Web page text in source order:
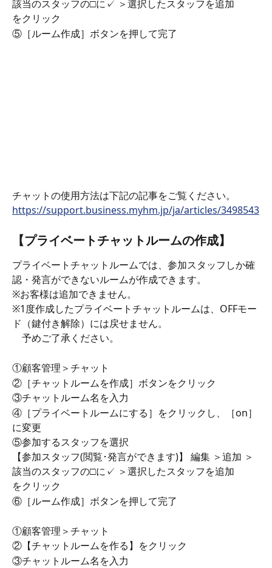
該当のスタッフの□に✓ ＞選択したスタッフを追加
をクリック
⑤［ルーム作成］ボタンを押して完了
チャットの使用方法は下記の記事をご覧ください。
https://support.business.myhm.jp/ja/articles/3498543
【プライベートチャットルームの作成】
プライベートチャットルームでは、参加スタッフしか確
認・発言ができないルームが作成できます。
※お客様は追加できません。
※1度作成したプライベートチャットルームは、OFFモー
ド（鍵付き解除）には戻せません。
予めご了承ください。
①顧客管理＞チャット
②［チャットルームを作成］ボタンをクリック
③チャットルーム名を入力
④［プライベートルームにする］をクリックし、［on］
に変更
⑤参加するスタッフを選択
【参加スタッフ(閲覧･発言ができます)】 編集 ＞追加 ＞
該当のスタッフの□に✓ ＞選択したスタッフを追加
をクリック
⑥［ルーム作成］ボタンを押して完了
①顧客管理＞チャット
②【チャットルームを作る】をクリック
③チャットルーム名を入力